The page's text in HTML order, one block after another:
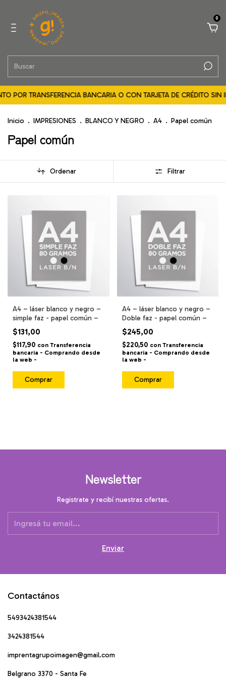
0
POR TRANSFERENCIA BANCARIA O CON TARJETA DE CRÉDITO
Inicio . IMPRESIONES . BLANCO Y NEGRO . A4 . Papel común
Papel común
Ordenar Filtrar
A4 – láser blanco y negro –
simple faz - papel común –
$131,00
$117,90 con Transferencia
bancaria - Comprando desde
la web -
Comprar
A4 – láser blanco y negro –
Doble faz - papel común –
$245,00
$220,50 con Transferencia
bancaria - Comprando desde
la web -
Comprar
Newsletter
Registrate y recibí nuestras ofertas.
Contactános
5493424381544
3424381544
imprentagrupoimagen@gmail.com
Belgrano 3370 - Santa Fe